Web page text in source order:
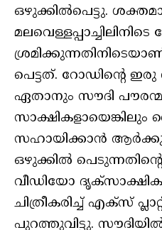
ഒഴുക്കില്‍പെട്ടു.
പെട്ടത്. റോഡിന്റെ
ഏതാനും സൗദി
സാക്ഷികളായെങ്കിലും
സഹായിക്കാന്‍ ആര്‍ക്കും
ഒഴുക്കില്‍
വീഡിയോ
ചിത്രീകരിച്ച് എക്‌സ്
പുറത്തുവിട്ടു. സൗദിയില്‍